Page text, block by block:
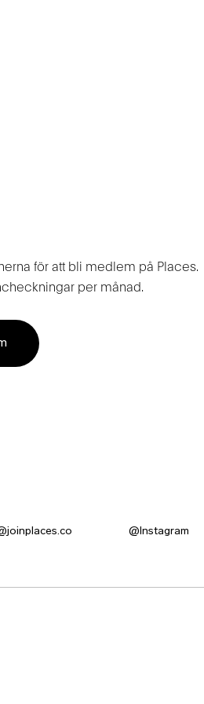
för att bli medlem på Places.
per månad.
@Instagram